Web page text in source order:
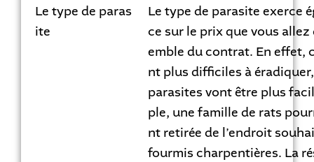
Le type de paras
ite
Le type de parasite exerce
ce sur le prix que vous allez
emble du contrat. En effet,
nt plus difficiles à
parasites vont être plus
ple, une famille de rats
nt retirée de l’endroit
fourmis charpentières. La